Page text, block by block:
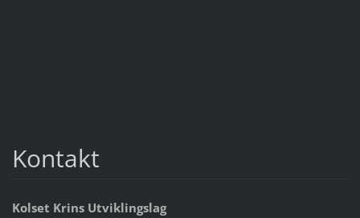
Kontakt
Kolset Krins Utviklingslag